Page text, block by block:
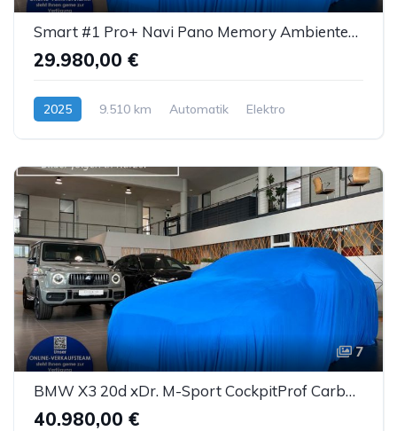
Smart #1 Pro+ Navi Pano Memory AmbienteB. LED ACC 360°
29.980,00 €
2025 9.510 km Automatik Elektro
7
BMW X3 20d xDr. M-Sport CockpitProf Carbon Sthz LED
40.980,00 €